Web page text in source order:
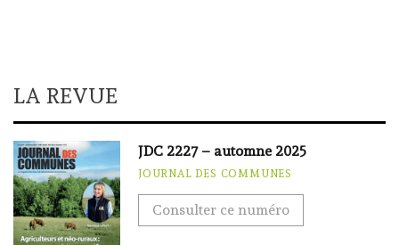
LA REVUE
JDC 2227 – automne 2025
JOURNAL DES COMMUNES
Consulter ce numéro